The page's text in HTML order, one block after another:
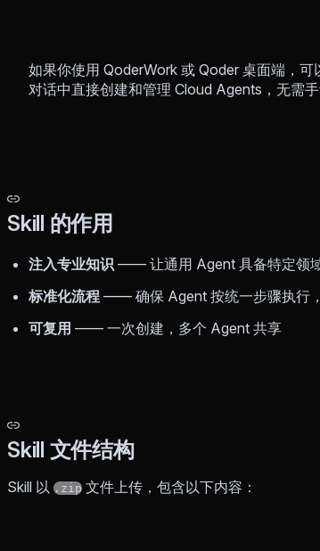
如果你使用 QoderWork 或 Qoder 桌面端，可
对话中直接创建和管理 Cloud Agents，无需手
Skill 的作用
注入专业知识 —— 让通用 Agent 具备特定领
标准化流程 —— 确保 Agent 按统一步骤执行
可复用 —— 一次创建，多个 Agent 共享
Skill 文件结构
Skill 以 .zip 文件上传，包含以下内容：